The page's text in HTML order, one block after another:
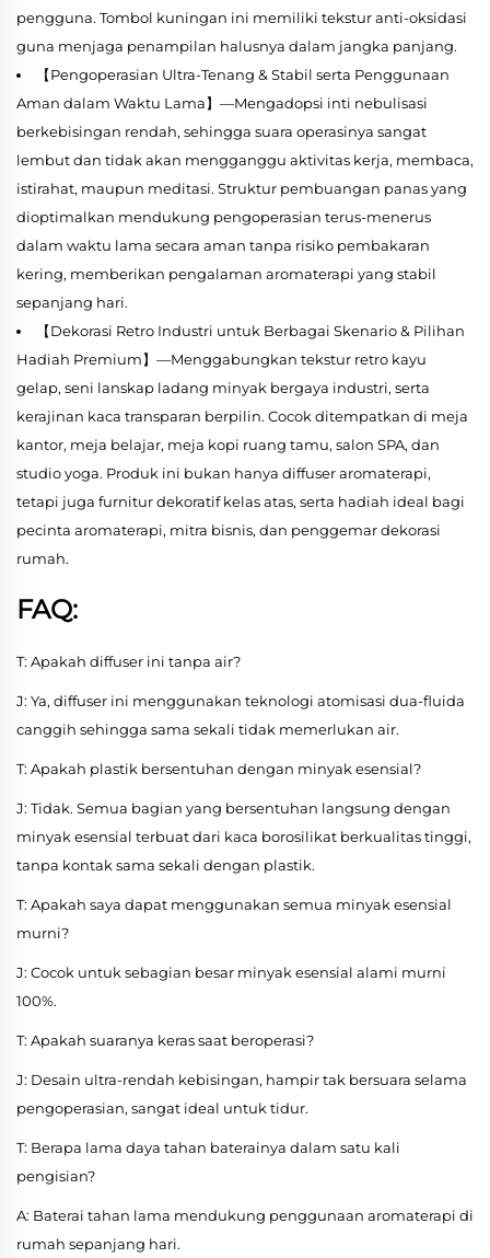
pengguna. Tombol kuningan ini memiliki tekstur anti-oksidasi
guna menjaga penampilan halusnya dalam jangka panjang.
【Pengoperasian Ultra-Tenang & Stabil serta Penggunaan
Aman dalam Waktu Lama】—Mengadopsi inti nebulisasi
berkebisingan rendah, sehingga suara operasinya sangat
lembut dan tidak akan mengganggu aktivitas kerja, membaca,
istirahat, maupun meditasi. Struktur pembuangan panas yang
dioptimalkan mendukung pengoperasian terus-menerus
dalam waktu lama secara aman tanpa risiko pembakaran
kering, memberikan pengalaman aromaterapi yang stabil
sepanjang hari.
【Dekorasi Retro Industri untuk Berbagai Skenario & Pilihan
Hadiah Premium】—Menggabungkan tekstur retro kayu
gelap, seni lanskap ladang minyak bergaya industri, serta
kerajinan kaca transparan berpilin. Cocok ditempatkan di meja
kantor, meja belajar, meja kopi ruang tamu, salon SPA, dan
studio yoga. Produk ini bukan hanya diffuser aromaterapi,
tetapi juga furnitur dekoratif kelas atas, serta hadiah ideal bagi
pecinta aromaterapi, mitra bisnis, dan penggemar dekorasi
rumah.
FAQ:
T: Apakah diffuser ini tanpa air?
J: Ya, diffuser ini menggunakan teknologi atomisasi dua-fluida
canggih sehingga sama sekali tidak memerlukan air.
T: Apakah plastik bersentuhan dengan minyak esensial?
J: Tidak. Semua bagian yang bersentuhan langsung dengan
minyak esensial terbuat dari kaca borosilikat berkualitas tinggi,
tanpa kontak sama sekali dengan plastik.
T: Apakah saya dapat menggunakan semua minyak esensial
murni?
J: Cocok untuk sebagian besar minyak esensial alami murni
100%.
T: Apakah suaranya keras saat beroperasi?
J: Desain ultra-rendah kebisingan, hampir tak bersuara selama
pengoperasian, sangat ideal untuk tidur.
T: Berapa lama daya tahan baterainya dalam satu kali
pengisian?
A: Baterai tahan lama mendukung penggunaan aromaterapi di
rumah sepanjang hari.